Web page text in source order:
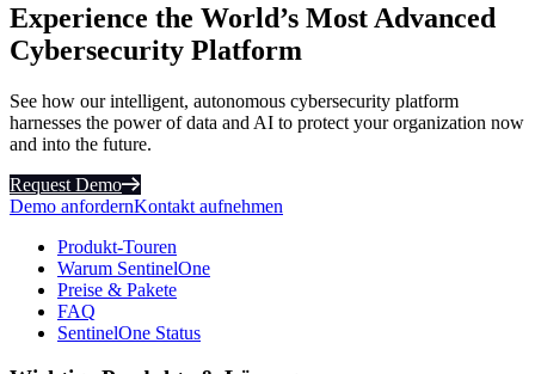
Experience the World’s Most Advanced
Cybersecurity Platform
See how our intelligent, autonomous cybersecurity platform
harnesses the power of data and AI to protect your organization now
and into the future.
Request Demo
Demo anfordernKontakt aufnehmen
Produkt-Touren
Warum SentinelOne
Preise & Pakete
FAQ
SentinelOne Status